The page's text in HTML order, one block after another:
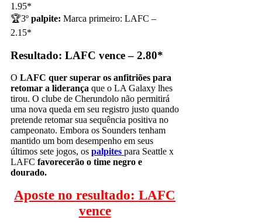
1.95*
🏆3º palpite: Marca primeiro: LAFC –
2.15*
Resultado: LAFC vence – 2.80*
O LAFC quer superar os anfitriões para
retomar a liderança que o LA Galaxy lhes
tirou. O clube de Cherundolo não permitirá
uma nova queda em seu registro justo quando
pretende retomar sua sequência positiva no
campeonato. Embora os Sounders tenham
mantido um bom desempenho em seus
últimos sete jogos, os palpites para Seattle x
LAFC favorecerão o time negro e
dourado.
Aposte no resultado: LAFC
vence